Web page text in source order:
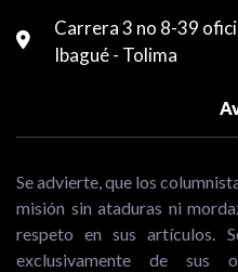
Carrera 3 no 8-39
Ibagué - Tolima
Se advierte, que los
misión sin ataduras ni
respeto en sus artículos.
exclusivamente de sus